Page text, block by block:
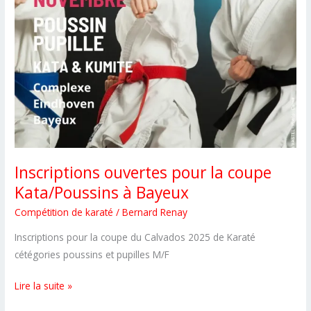
compétiteurs
du
CSKS14
Inscriptions ouvertes pour la coupe
Kata/Poussins à Bayeux
Compétition de karaté /Bernard Renay
Inscriptions pour la coupe du Calvados 2025 de Karaté
cétégories poussins et pupilles M/F
Inscriptions
Lire la suite »